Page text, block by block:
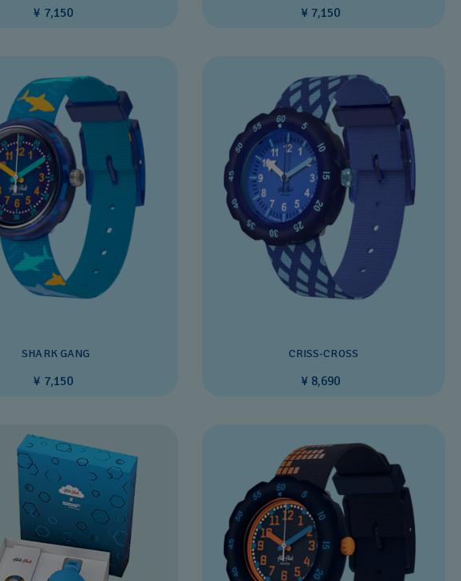
¥ 7,150 ¥ 7,150
SHARK GANG
¥ 7,150
CRISS-CROSS
¥ 8,690